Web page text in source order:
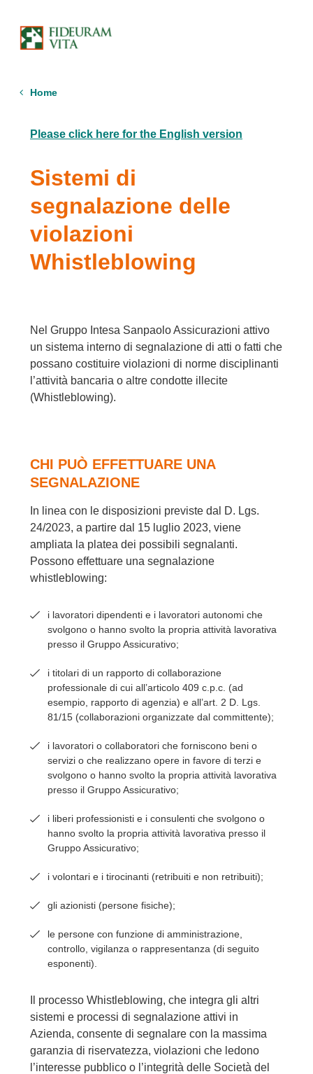
Whistleblowing
Home
Please click here for the English version
Sistemi di
segnalazione delle
violazioni
Whistleblowing
Nel Gruppo Intesa Sanpaolo Assicurazioni attivo
un sistema interno di segnalazione di atti o fatti che
possano costituire violazioni di norme disciplinanti
l’attività bancaria o altre condotte illecite
(Whistleblowing).
CHI PUÒ EFFETTUARE UNA
SEGNALAZIONE
In linea con le disposizioni previste dal D. Lgs.
24/2023, a partire dal 15 luglio 2023, viene
ampliata la platea dei possibili segnalanti.
Possono effettuare una segnalazione
whistleblowing:
i lavoratori dipendenti e i lavoratori autonomi che
svolgono o hanno svolto la propria attività lavorativa
presso il Gruppo Assicurativo;
i titolari di un rapporto di collaborazione
professionale di cui all’articolo 409 c.p.c. (ad
esempio, rapporto di agenzia) e all’art. 2 D. Lgs.
81/15 (collaborazioni organizzate dal committente);
i lavoratori o collaboratori che forniscono beni o
servizi o che realizzano opere in favore di terzi e
svolgono o hanno svolto la propria attività lavorativa
presso il Gruppo Assicurativo;
i liberi professionisti e i consulenti che svolgono o
hanno svolto la propria attività lavorativa presso il
Gruppo Assicurativo;
i volontari e i tirocinanti (retribuiti e non retribuiti);
gli azionisti (persone fisiche);
le persone con funzione di amministrazione,
controllo, vigilanza o rappresentanza (di seguito
esponenti).
Il processo Whistleblowing, che integra gli altri
sistemi e processi di segnalazione attivi in
Azienda, consente di segnalare con la massima
garanzia di riservatezza, violazioni che ledono
l’interesse pubblico o l’integrità delle Società del